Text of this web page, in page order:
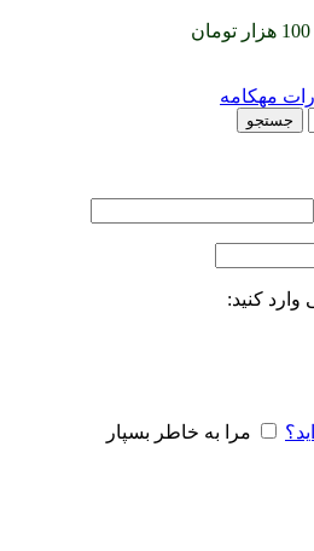
جستجو
وارد کنید:
مرا به خاطر بسپار